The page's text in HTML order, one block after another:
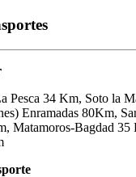
Pesca 34 Km, Soto la
Enramadas 80Km,
Matamoros-Bagdad 35